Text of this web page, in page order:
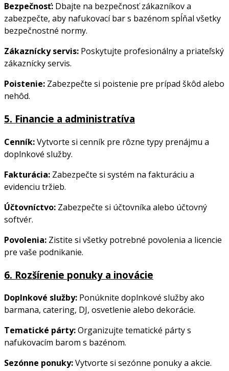
Bezpečnosť: Dbajte na bezpečnosť zákazníkov a
zabezpečte, aby nafukovací bar s bazénom spĺňal všetky
bezpečnostné normy.
Zákaznícky servis: Poskytujte profesionálny a priateľský
zákaznícky servis.
Poistenie: Zabezpečte si poistenie pre prípad škôd alebo
nehôd.
5. Financie a administratíva
Cenník:Vytvorte si cenník pre rôzne typy prenájmu a
doplnkové služby.
Fakturácia: Zabezpečte si systém na fakturáciu a
evidenciu tržieb.
Účtovníctvo: Zabezpečte si účtovníka alebo účtovný
softvér.
Povolenia: Zistite si všetky potrebné povolenia a licencie
pre vaše podnikanie.
6. Rozšírenie ponuky a inovácie
Doplnkové služby: Ponúknite doplnkové služby ako
barmana, catering, DJ, osvetlenie alebo dekorácie.
Tematické párty:Organizujte tematické párty s
nafukovacím barom s bazénom.
Sezónne ponuky:Vytvorte si sezónne ponuky a akcie.